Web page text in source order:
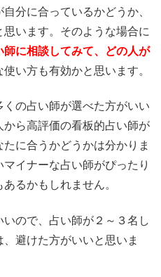
分に合っているかどうか、
います。そのような場合に
に相談してみて、どの人が
使い方も有効かと思います。
の占い師が選べた方がいい
ら高評価の看板的占い師が
に合うかどうかは分かりま
イナーな占い師がぴったり
るかもしれません。
ので、占い師が２～３名し
避けた方がいいと思いま